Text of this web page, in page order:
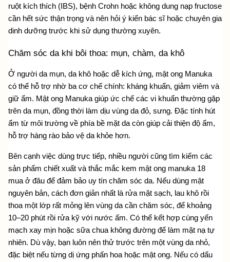
ruột kích thích (IBS), bệnh Crohn hoặc không dung nạp fructose
cần hết sức thận trọng và nên hỏi ý kiến bác sĩ hoặc chuyên gia
dinh dưỡng trước khi sử dụng thường xuyên.
Chăm sóc da khi bôi thoa: mụn, chàm, da khô
Ở người da mụn, da khô hoặc dễ kích ứng, mật ong Manuka
có thể hỗ trợ nhờ ba cơ chế chính: kháng khuẩn, giảm viêm và
giữ ẩm. Mật ong Manuka giúp ức chế các vi khuẩn thường gặp
trên da mụn, đồng thời làm dịu vùng da đỏ, sưng. Đặc tính hút
ẩm từ môi trường về phía bề mặt da còn giúp cải thiện độ ẩm,
hỗ trợ hàng rào bảo vệ da khỏe hơn.
Bên cạnh việc dùng trực tiếp, nhiều người cũng tìm kiếm các
sản phẩm chiết xuất và thắc mắc
mua ở đâu để đảm bảo uy tín chăm sóc da. Nếu dùng mật
nguyên bản, cách đơn giản nhất là rửa mặt sạch, lau khô rồi
thoa một lớp rất mỏng lên vùng da cần chăm sóc, để khoảng
10–20 phút rồi rửa kỹ với nước ấm. Có thể kết hợp cùng yến
mạch xay mịn hoặc sữa chua không đường để làm mặt nạ tự
nhiên. Dù vậy, bạn luôn nên thử trước trên một vùng da nhỏ,
đặc biệt nếu từng dị ứng phấn hoa hoặc mật ong. Nếu có dấu